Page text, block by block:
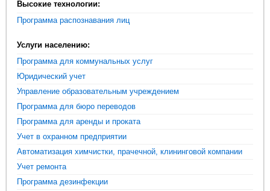
Высокие технологии:
Программа распознавания лиц
Услуги населению:
Программа для коммунальных услуг
Юридический учет
Управление образовательным учреждением
Программа для бюро переводов
Программа для аренды и проката
Учет в охранном предприятии
Автоматизация химчистки, прачечной, клининговой компании
Учет ремонта
Программа дезинфекции